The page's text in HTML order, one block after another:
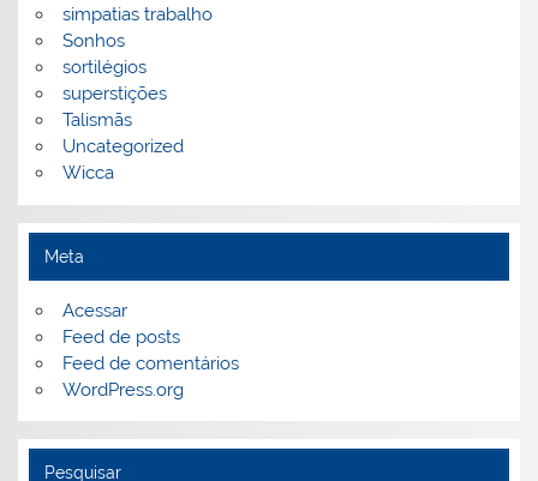
simpatias trabalho
Sonhos
sortilégios
superstições
Talismãs
Uncategorized
Wicca
Meta
Acessar
Feed de posts
Feed de comentários
WordPress.org
Pesquisar